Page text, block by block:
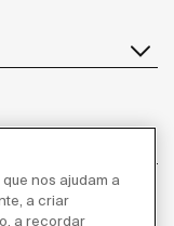
nos ajudam a
a criar
a recordar